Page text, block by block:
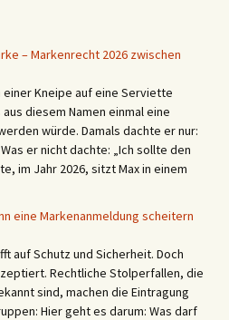
– Markenrecht 2026 zwischen
einer Kneipe auf eine Serviette
diesem Namen einmal eine
würde. Damals dachte er nur:
er nicht dachte: „Ich sollte den
im Jahr 2026, sitzt Max in einem
eine Markenanmeldung scheitern
auf Schutz und Sicherheit. Doch
Rechtliche Stolperfallen, die
sind, machen die Eintragung
Hier geht es darum: Was darf